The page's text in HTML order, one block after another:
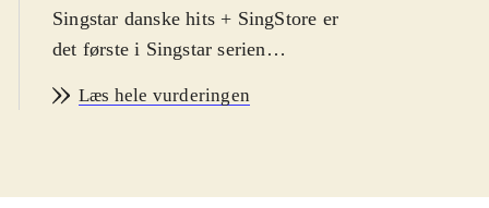
Singstar danske hits + SingStore er
det første i Singstar serien
med på primært ny-klassikere af
hits af fx Cut n' Move og Poul Krebs
Læs hele vurderingen